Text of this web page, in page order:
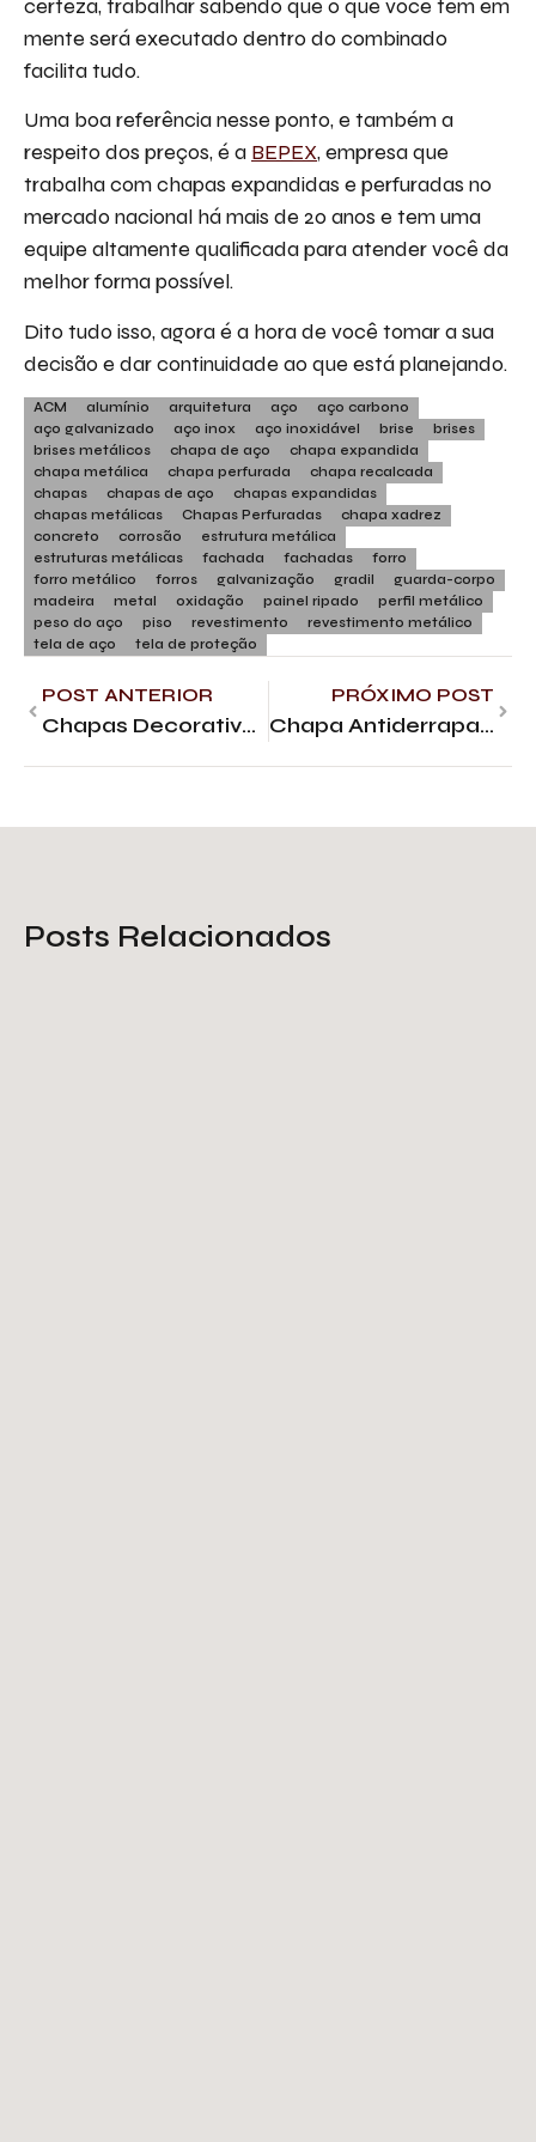
certeza, trabalhar sabendo que o que você tem em
mente será executado dentro do combinado
facilita tudo.
Uma boa referência nesse ponto, e também a
respeito dos preços, é a BEPEX, empresa que
trabalha com chapas expandidas e perfuradas no
mercado nacional há mais de 20 anos e tem uma
equipe altamente qualificada para atender você da
melhor forma possível.
Dito tudo isso, agora é a hora de você tomar a sua
decisão e dar continuidade ao que está planejando.
ACM alumínio arquitetura aço
aço carbono
aço galvanizado
aço inox aço inoxidável brise
brises
brises metálicos
chapa de aço
chapa expandida
chapa metálica
chapa perfurada
chapa recalcada
chapas
chapas de aço
chapas expandidas
chapas metálicas
Chapas Perfuradas
chapa xadrez
concreto
corrosão
estrutura metálica
estruturas metálicas
fachada fachadas
forro
forro metálico
forros galvanização gradil
guarda-corpo
madeira
metal oxidação painel ripado
perfil metálico
peso do aço
piso revestimento
revestimento metálico
tela de aço
tela de proteção
POST ANTERIOR
Chapas Decorativas: da Indústria à Beleza
PRÓXIMO POST
Chapa Antiderrapante de Ferro: O Que Você Precisa Saber
Posts Relacionados